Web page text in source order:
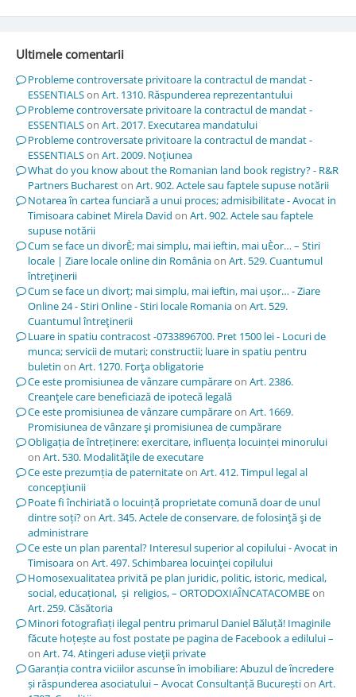
Ultimele comentarii
Probleme controversate privitoare la contractul de mandat -
ESSENTIALSon Art. 1310. Răspunderea reprezentantului
Probleme controversate privitoare la contractul de mandat -
ESSENTIALSon Art. 2017. Executarea mandatului
Probleme controversate privitoare la contractul de mandat -
ESSENTIALSon Art. 2009. Noţiunea
What do you know about the Romanian land book registry? - R&R
Partners Buchareston Art. 902. Actele sau faptele supuse notării
Notarea în cartea funciară a unui proces; admisibilitate - Avocat in
Timisoara cabinet Mirela David on Art. 902. Actele sau faptele
supuse notării
Cum se face un divorÈ; mai simplu, mai ieftin, mai uÈor… – Stiri
locale | Ziare locale online din Româniaon Art. 529. Cuantumul
întreţinerii
Cum se face un divorț; mai simplu, mai ieftin, mai ușor… - Ziare
Online 24 - Stiri Online - Stiri locale Romaniaon Art. 529.
Cuantumul întreţinerii
Luare in spatiu contracost -0733896700. Pret 1500 lei - Locuri de
munca; servicii de mutari; constructii; luare in spatiu pentru
buletin on Art. 1270. Forţa obligatorie
Ce este promisiunea de vânzare cumpărareon Art. 2386.
Creanţele care beneficiază de ipotecă legală
Ce este promisiunea de vânzare cumpărareon Art. 1669.
Promisiunea de vânzare şi promisiunea de cumpărare
Obligația de întreținere: exercitare, influența locuinței minorului
on Art. 530. Modalităţile de executare
Ce este prezumția de paternitateon Art. 412. Timpul legal al
concepţiunii
Poate fi închiriată o locuință proprietate comună doar de unul
dintre soți?on Art. 345. Actele de conservare, de folosinţă şi de
administrare
Ce este un plan parental? Interesul superior al copilului - Avocat in
Timisoaraon Art. 497. Schimbarea locuinţei copilului
Homosexualitatea privită pe plan juridic, politic, istoric, medical,
social, educațional, și religios, – ORTODOXIAÎNCATACOMBEon
Art. 259. Căsătoria
Minori fotografiați ilegal pentru primarul Daniel Băluță! Imaginile
făcute hoțește au fost postate pe pagina de Facebook a edilului –
on Art. 74. Atingeri aduse vieţii private
Garanția contra viciilor ascunse în imobiliare: Abuzul de încredere
și răspunderea asociatului – Avocat Consultanță Bucureștion Art.